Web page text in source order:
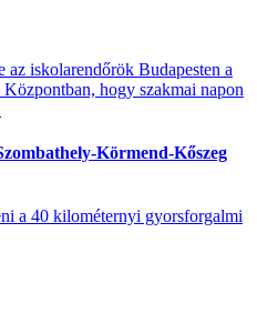
iskolarendőrök Budapesten a
hogy szakmai napon
Körmend-Kőszeg
a 40 kilométernyi gyorsforgalmi